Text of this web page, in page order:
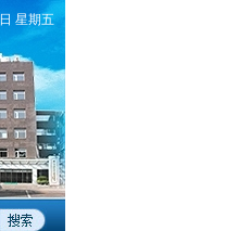
日 星期五